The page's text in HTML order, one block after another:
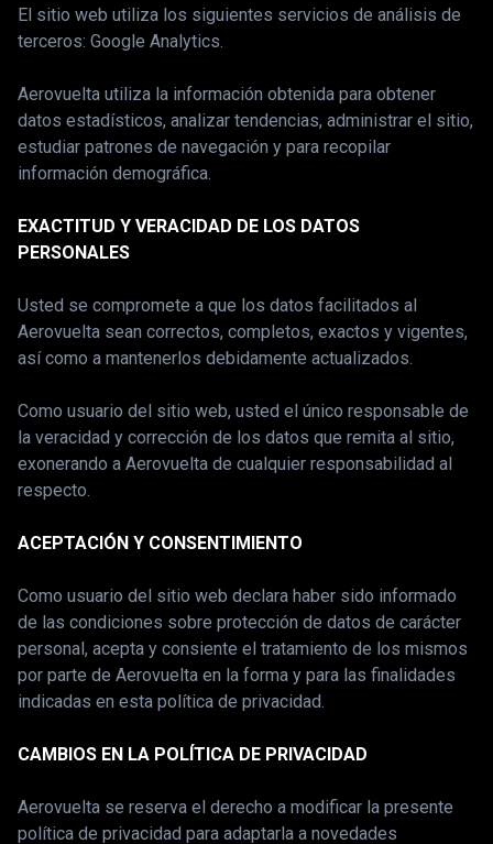
El sitio web utiliza los siguientes servicios de análisis de
terceros: Google Analytics.
Aerovuelta utiliza la información obtenida para obtener
datos estadísticos, analizar tendencias, administrar el sitio,
estudiar patrones de navegación y para recopilar
información demográfica.
EXACTITUD Y VERACIDAD DE LOS DATOS
PERSONALES
Usted se compromete a que los datos facilitados al
Aerovuelta sean correctos, completos, exactos y vigentes,
así como a mantenerlos debidamente actualizados.
Como usuario del sitio web, usted el único responsable de
la veracidad y corrección de los datos que remita al sitio,
exonerando a Aerovuelta de cualquier responsabilidad al
respecto.
ACEPTACIÓN Y CONSENTIMIENTO
Como usuario del sitio web declara haber sido informado
de las condiciones sobre protección de datos de carácter
personal, acepta y consiente el tratamiento de los mismos
por parte de Aerovuelta en la forma y para las finalidades
indicadas en esta política de privacidad.
CAMBIOS EN LA POLÍTICA DE PRIVACIDAD
Aerovuelta se reserva el derecho a modificar la presente
política de privacidad para adaptarla a novedades